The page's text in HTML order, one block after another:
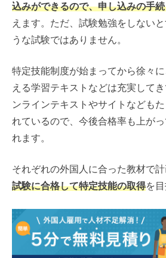
込みができるので、申し込みの手
えます。ただ、試験勉強をしない
うな試験ではありません。
特定技能制度が始まってから徐々
える学習テキストなどは充実して
ンラインテキストやサイトなども
れているので、今後合格率も上が
れます。
それぞれの外国人に合った教材で計
試験に合格して特定技能の取得を目